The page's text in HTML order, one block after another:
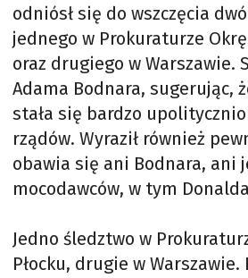
odniósł się do wszczęcia
jednego w Prokuraturze
oraz drugiego w Warszawie.
Adama Bodnara, sugerując,
stała się bardzo
rządów. Wyraził również
obawia się ani Bodnara, ani
mocodawców, w tym
Jedno śledztwo w
Płocku, drugie w Warszawie.